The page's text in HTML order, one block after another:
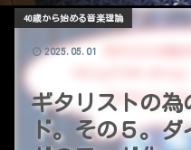
ギタリストの為
ド。その５。
40歳から始める音楽理論
2025.05.01